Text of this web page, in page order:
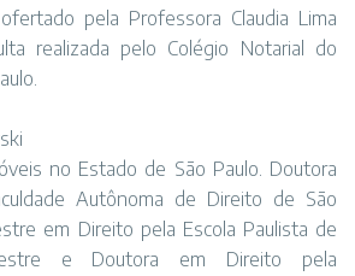
pela Professora Claudia Lima
realizada pelo Colégio Notarial do
no Estado de São Paulo. Doutora
Autônoma de Direito de São
em Direito pela Escola Paulista de
e Doutora em Direito pela